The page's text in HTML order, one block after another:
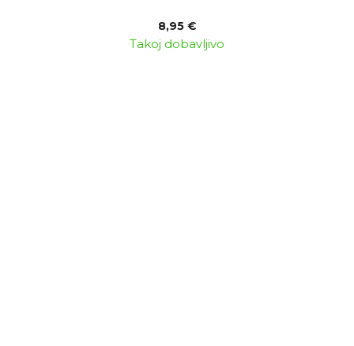
8,95 €
Takoj dobavljivo